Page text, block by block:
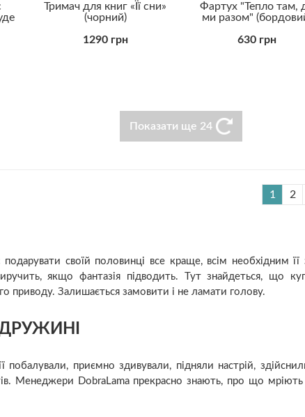
Тримач для книг «Її сни»
(чорний)
1290 грн
Фартух "Тепло там,
ми разом"
630 грн
Показати ще 24
1 2
своїй половинці все краще, всім необхідним
якщо фантазія підводить. Тут знайдеться, що
приводу. Залишається замовити і не ламати голову.
приємно здивували, підняли настрій,
Менеджери DobraLama прекрасно знають, про що